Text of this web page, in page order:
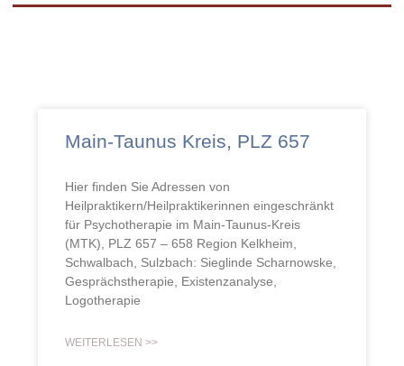
Main-Taunus Kreis, PLZ 657
Hier finden Sie Adressen von
Heilpraktikern/Heilpraktikerinnen eingeschränkt
für Psychotherapie im Main-Taunus-Kreis
(MTK), PLZ 657 – 658 Region Kelkheim,
Schwalbach, Sulzbach: Sieglinde Scharnowske,
Gesprächstherapie, Existenzanalyse,
Logotherapie
WEITERLESEN >>